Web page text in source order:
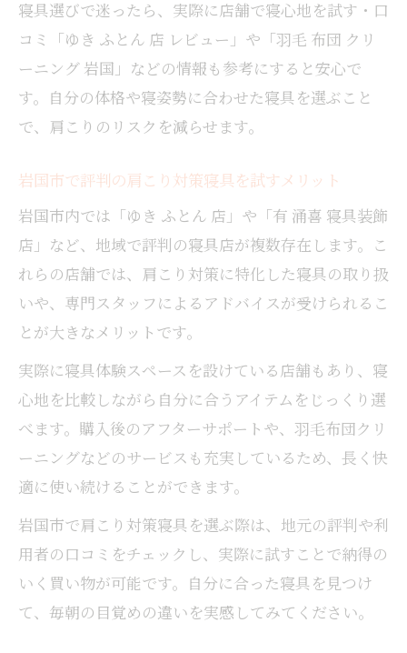
寝具選びで迷ったら、実際に店舗で寝心地を試す・口
コミ「ゆき ふとん 店 レビュー」や「羽毛 布団 クリ
ーニング 岩国」などの情報も参考にすると安心で
す。自分の体格や寝姿勢に合わせた寝具を選ぶこと
で、肩こりのリスクを減らせます。
岩国市で評判の肩こり対策寝具を試すメリット
岩国市内では「ゆき ふとん 店」や「有 涌喜 寝具装飾
店」など、地域で評判の寝具店が複数存在します。こ
れらの店舗では、肩こり対策に特化した寝具の取り扱
いや、専門スタッフによるアドバイスが受けられるこ
とが大きなメリットです。
実際に寝具体験スペースを設けている店舗もあり、寝
心地を比較しながら自分に合うアイテムをじっくり選
べます。購入後のアフターサポートや、羽毛布団クリ
ーニングなどのサービスも充実しているため、長く快
適に使い続けることができます。
岩国市で肩こり対策寝具を選ぶ際は、地元の評判や利
用者の口コミをチェックし、実際に試すことで納得の
いく買い物が可能です。自分に合った寝具を見つけ
て、毎朝の目覚めの違いを実感してみてください。